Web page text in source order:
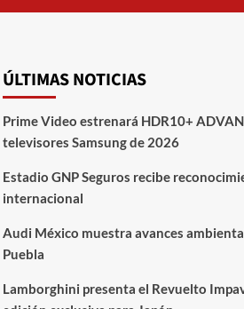
ÚLTIMAS NOTICIAS
Prime Video estrenará HDR10+
televisores Samsung de 2026
Estadio GNP Seguros recibe
internacional
Audi México muestra avances
Puebla
Lamborghini presenta el Revuelto